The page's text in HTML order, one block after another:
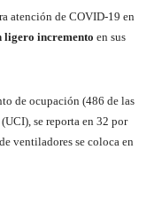
atención de COVID-19 en
ligero incremento en sus
de ocupación (486 de las
se reporta en 32 por
ventiladores se coloca en